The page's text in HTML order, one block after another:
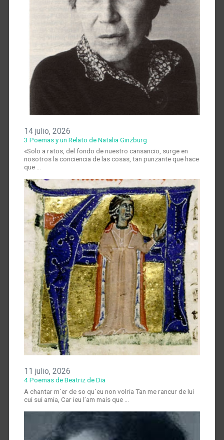
14 julio, 2026
3 Poemas y un Relato de Natalia Ginzburg
«Solo a ratos, del fondo de nuestro cansancio, surge en
nosotros la conciencia de las cosas, tan punzante que hace
que …
11 julio, 2026
4 Poemas de Beatriz de Dia
A chantar m´er de so qu´eu non volria Tan me rancur de lui
cui sui amia, Car ieu l’am mais que …